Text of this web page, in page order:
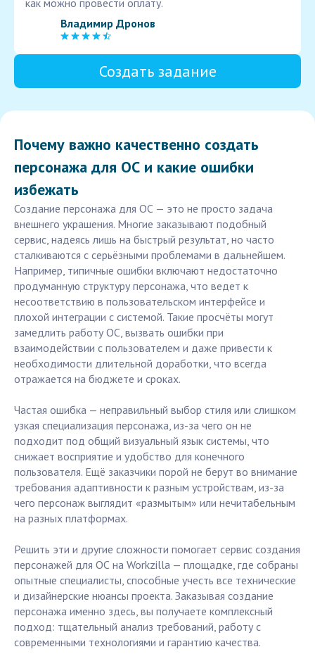
как можно провести оплату.
Владимир Дронов
Создать задание
Почему важно качественно создать
персонажа для ОС и какие ошибки
избежать
Создание персонажа для ОС — это не просто задача
внешнего украшения. Многие заказывают подобный
сервис, надеясь лишь на быстрый результат, но часто
сталкиваются с серьёзными проблемами в дальнейшем.
Например, типичные ошибки включают недостаточно
продуманную структуру персонажа, что ведет к
несоответствию в пользовательском интерфейсе и
плохой интеграции с системой. Такие просчёты могут
замедлить работу ОС, вызвать ошибки при
взаимодействии с пользователем и даже привести к
необходимости длительной доработки, что всегда
отражается на бюджете и сроках.
Частая ошибка — неправильный выбор стиля или слишком
узкая специализация персонажа, из-за чего он не
подходит под общий визуальный язык системы, что
снижает восприятие и удобство для конечного
пользователя. Ещё заказчики порой не берут во внимание
требования адаптивности к разным устройствам, из-за
чего персонаж выглядит «размытым» или нечитабельным
на разных платформах.
Решить эти и другие сложности помогает сервис создания
персонажей для ОС на Workzilla — площадке, где собраны
опытные специалисты, способные учесть все технические
и дизайнерские нюансы проекта. Заказывая создание
персонажа именно здесь, вы получаете комплексный
подход: тщательный анализ требований, работу с
современными технологиями и гарантию качества.